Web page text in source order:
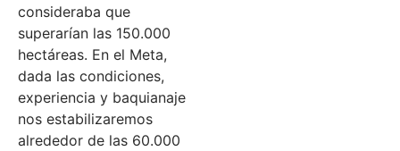
consideraba que
superarían las 150.000
hectáreas. En el Meta,
dada las condiciones,
experiencia y baquianaje
nos estabilizaremos
alrededor de las 60.000